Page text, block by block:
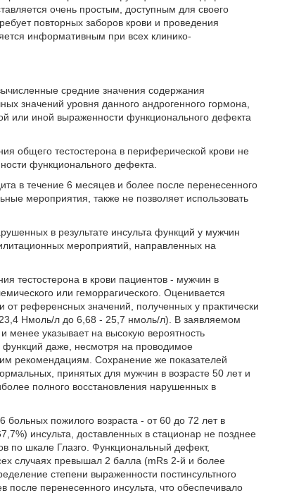
очень простым, доступным для своего
повторных заборов крови и проведения
информативным при всех клинико-
средние значения содержания
значений уровня данного андрогенного гормона,
или иной выраженности функционального дефекта
общего тестостерона в периферической крови не
функционального дефекта.
в течение 6 месяцев и более после перенесенного
мероприятия, также не позволяет использовать
в результате инсульта функций у мужчин
мероприятий, направленных на
тестостерона в крови пациентов - мужчин в
или геморрагического. Оценивается
от референсных значений, полученных у практически
Нмоль/л до 6,68 - 25,7 нмоль/л). В заявляемом
менее указывает на высокую вероятность
функций даже, несмотря на проводимое
рекомендациям. Сохранение же показателей
принятых для мужчин в возрасте 50 лет и
полного восстановления нарушенных в
пожилого возраста - от 60 до 72 лет в
инсульта, доставленных в стационар не позднее
по шкале Глазго. Функциональный дефект,
случаях превышал 2 балла (mRs 2-й и более
степени выраженности постинсультного
перенесенного инсульта, что обеспечивало